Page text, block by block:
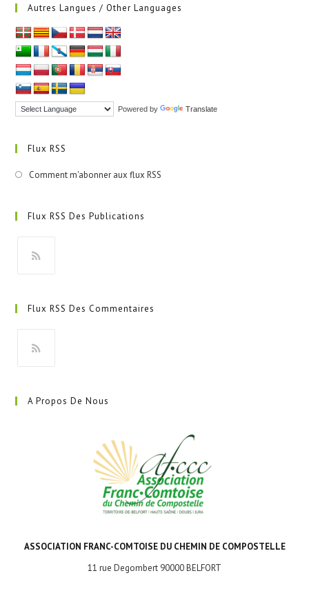
Autres Langues / Other Languages
Powered by Translate
Flux RSS
Comment m'abonner aux flux RSS
Flux RSS Des Publications
un
onglet
Flux RSS Des Commentaires
un
A Propos De Nous
ASSOCIATION FRANC-COMTOISE DU CHEMIN DE COMPOSTELLE
11 rue Degombert 90000 BELFORT